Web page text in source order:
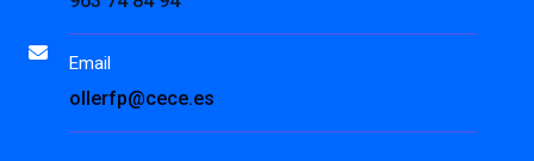
Email
ollerfp@cece.es